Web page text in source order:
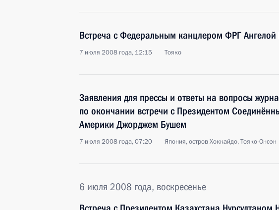
Встреча с Федеральным канцлером ФРГ
7 июля 2008 года, 12:15 Тояко
Заявления для прессы и ответы на вопросы
по окончании встречи с Президентом
Америки Джорджем Бушем
7 июля 2008 года, 07:20 Япония, остров Хоккайдо, Тояко-Онсэн
6 июля 2008 года, воскресенье